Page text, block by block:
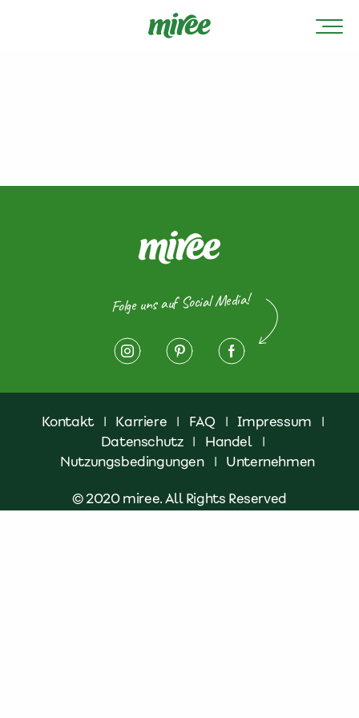
Folge uns auf Social Media!
Kontakt | Karriere | FAQ | Impressum
|
Datenschutz | Handel
|
Nutzungsbedingungen
| Unternehmen
© 2020 miree. All Rights Reserved